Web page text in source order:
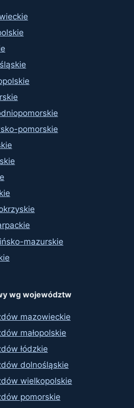
pomorskie
mazurskie
wg województw
mazowieckie
małopolskie
łódzkie
dolnośląskie
wielkopolskie
pomorskie